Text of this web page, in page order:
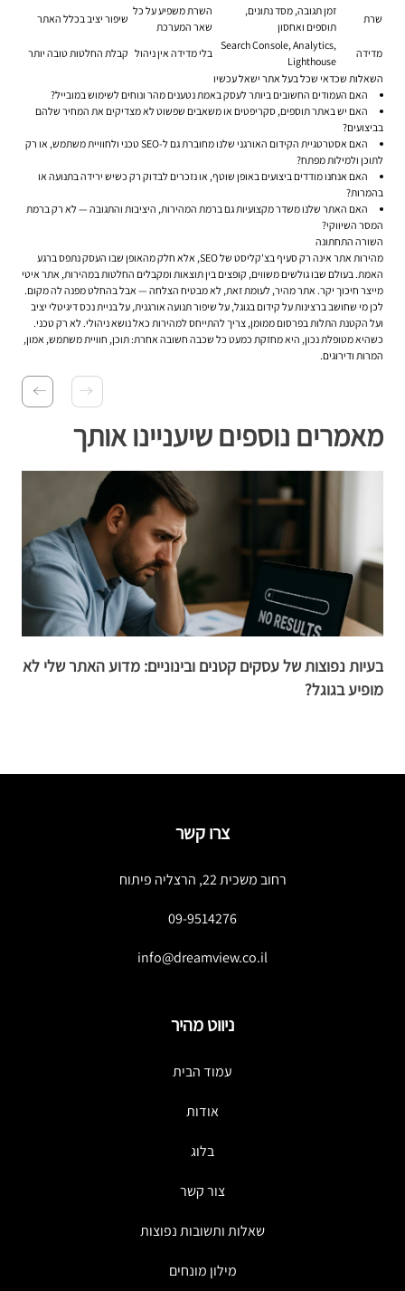
שרת
זמן תגובה, מסד נתונים,
תוספים ואחסון
השרת משפיע על כל
שאר המערכת
שיפור יציב בכלל האתר
מדידה
Search Console, Analytics,
Lighthouse
בלי מדידה אין ניהול קבלת החלטות טובה יותר
השאלות שכדאי שכל בעל אתר ישאל עכשיו
האם העמודים החשובים ביותר לעסק באמת נטענים מהר ונוחים לשימוש במובייל?
האם יש באתר תוספים, סקריפטים או משאבים שפשוט לא מצדיקים את המחיר שלהם
בביצועים?
האם אסטרטגיית הקידום האורגני שלנו מחוברת גם ל-SEO טכני ולחוויית משתמש, או רק
לתוכן ולמילות מפתח?
האם אנחנו מודדים ביצועים באופן שוטף, או נזכרים לבדוק רק כשיש ירידה בתנועה או
בהמרות?
האם האתר שלנו משדר מקצועיות גם ברמת המהירות, היציבות והתגובה — לא רק ברמת
המסר השיווקי?
השורה התחתונה
מהירות אתר אינה רק סעיף בצ'קליסט של SEO, אלא חלק מהאופן שבו העסק נתפס ברגע
האמת. בעולם שבו גולשים משווים, קופצים בין תוצאות ומקבלים החלטות במהירות, אתר איטי
מייצר חיכוך יקר. אתר מהיר, לעומת זאת, לא מבטיח הצלחה — אבל בהחלט מפנה לה מקום.
לכן מי שחושב ברצינות על קידום בגוגל, על שיפור תנועה אורגנית, על בניית נכס דיגיטלי יציב
ועל הקטנת התלות בפרסום ממומן, צריך להתייחס למהירות כאל נושא ניהולי. לא רק טכני.
כשהיא מטופלת נכון, היא מחזקת כמעט כל שכבה חשובה אחרת: תוכן, חוויית משתמש, אמון,
המרות ודירוגים.
מאמרים נוספים שיעניינו אותך
בעיות נפוצות של עסקים קטנים ובינוניים: מדוע האתר שלי לא
מופיע בגוגל?
צרו קשר
רחוב משכית 22, הרצליה פיתוח
09-9514276
info@dreamview.co.il
ניווט מהיר
עמוד הבית
אודות
בלוג
צור קשר
שאלות ותשובות נפוצות
מילון מונחים